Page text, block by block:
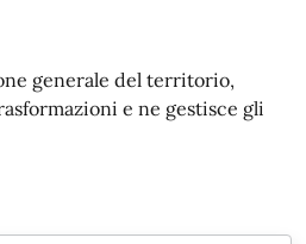
generale del territorio,
e ne gestisce gli